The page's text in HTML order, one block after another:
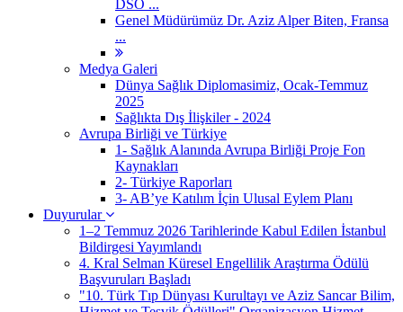
DSÖ ...
Genel Müdürümüz Dr. Aziz Alper Biten, Fransa
...
Medya Galeri
Dünya Sağlık Diplomasimiz, Ocak-Temmuz
2025
Sağlıkta Dış İlişkiler - 2024
Avrupa Birliği ve Türkiye
1- Sağlık Alanında Avrupa Birliği Proje Fon
Kaynakları
2- Türkiye Raporları
3- AB’ye Katılım İçin Ulusal Eylem Planı
Duyurular
1–2 Temmuz 2026 Tarihlerinde Kabul Edilen İstanbul
Bildirgesi Yayımlandı
4. Kral Selman Küresel Engellilik Araştırma Ödülü
Başvuruları Başladı
"10. Türk Tıp Dünyası Kurultayı ve Aziz Sancar Bilim,